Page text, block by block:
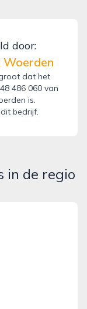
door:
dat het
486 060 van
is.
bedrijf.
in de regio